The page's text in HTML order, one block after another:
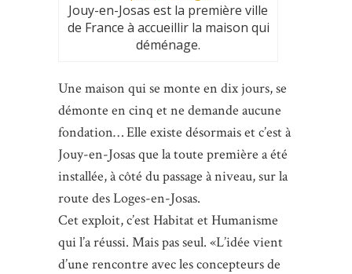
Jouy-en-Josas est la première ville
de France à accueillir la maison qui
déménage.
Une maison qui se monte en dix jours, se
démonte en cinq et ne demande aucune
fondation… Elle existe désormais et c’est à
Jouy-en-Josas que la toute première a été
installée, à côté du passage à niveau, sur la
route des Loges-en-Josas.
Cet exploit, c’est Habitat et Humanisme
qui l’a réussi. Mais pas seul. «L’idée vient
d’une rencontre avec les concepteurs de